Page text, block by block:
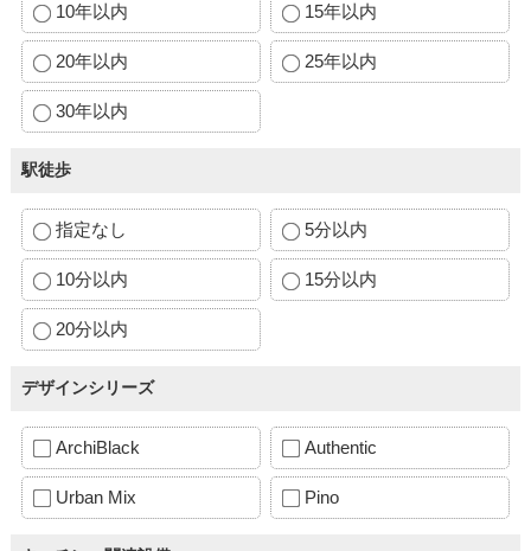
10年以内 15年以内
20年以内 25年以内
30年以内
駅徒歩
指定なし 5分以内
10分以内 15分以内
20分以内
デザインシリーズ
ArchiBlack Authentic
Urban Mix Pino